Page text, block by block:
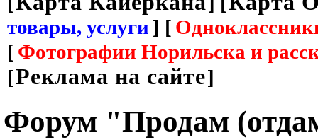
товары, услуги ] [
[ Фотографии Норильска и
[Реклама на сайте]
Форум "Продам